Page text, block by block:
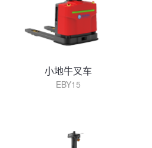
小地牛叉车
EBY15